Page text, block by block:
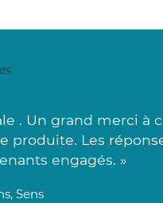
. Un grand merci à
Les
engagés. »
Sens